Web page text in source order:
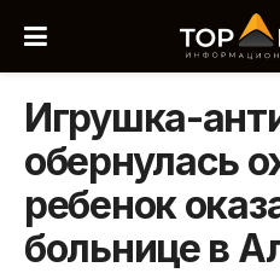
Игрушка-
обернулась
ребенок
больнице в